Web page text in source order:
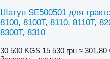
Шатун SE500501 для
8100, 8100T, 8110, 8110T,
8300T, 8310
30 500 KGS 15 530 грн ≈ 301,80